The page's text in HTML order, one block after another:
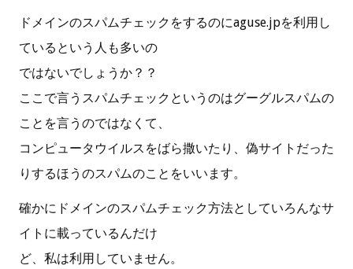
ドメインのスパムチェックをするのにaguse.jpを利用し
ているという人も多いの
ではないでしょうか？？
ここで言うスパムチェックというのはグーグルスパムの
ことを言うのではなくて、
コンピュータウイルスをばら撒いたり、偽サイトだった
りするほうのスパムのことをいいます。
確かにドメインのスパムチェック方法としていろんなサ
イトに載っているんだけ
ど、私は利用していません。